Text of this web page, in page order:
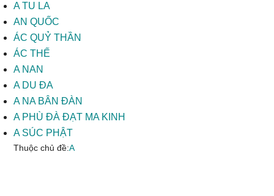
A TU LA
AN QUỐC
ÁC QUỶ THẦN
ÁC THẾ
A NAN
A DU ĐA
A NA BÂN ĐÀN
A PHÙ ĐÀ ĐẠT MA KINH
A SÚC PHẬT
Thuộc chủ đề:A